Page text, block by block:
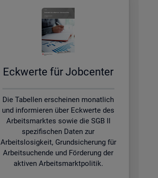
Eck­wer­te für Job­cen­ter
Die Tabellen erscheinen monatlich
und informieren über Eckwerte des
Arbeitsmarktes sowie die SGB II
spezifischen Daten zur
Arbeitslosigkeit, Grundsicherung für
Arbeitsuchende und Förderung der
aktiven Arbeitsmarktpolitik.